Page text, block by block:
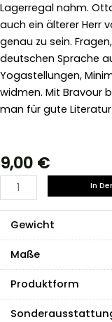
Lagerregal nahm.
auch ein älterer Herr
genau zu sein.
deutschen Sprache
Yogastellungen,
widmen. Mit Bravour
man für gute
9,00 €
ein
Otto
Menge
In
Gewicht
Maße
Produktform